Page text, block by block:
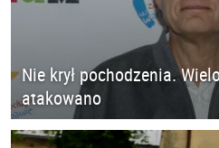
Nie krył pochodzenia.
atakowano